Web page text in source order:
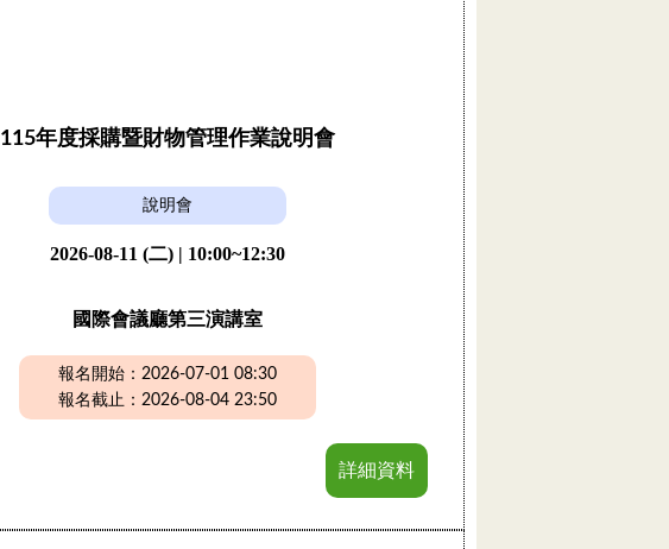
115年度採購暨財物管理作業說明會
說明會
2026-08-11 (二) | 10:00~12:30
國際會議廳第三演講室
報名開始：2026-07-01 08:30
報名截止：2026-08-04 23:50
詳細資料